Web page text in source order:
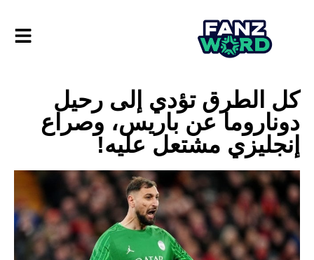
كل الطرق تؤدي إلى رحيل
دوناروما عن باريس، وصراع
إنجليزي مشتعل عليه!